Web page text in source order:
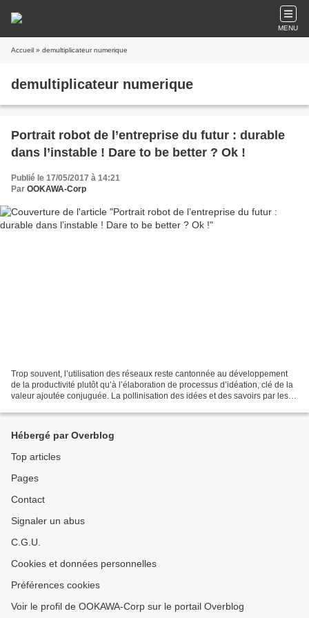
MENU
Accueil » demultiplicateur numerique
demultiplicateur numerique
Portrait robot de l’entreprise du futur : durable
dans l’instable ! Dare to be better ? Ok !
Publié le 17/05/2017 à 14:21
Par OOKAWA-Corp
Trop souvent, l’utilisation des réseaux reste cantonnée au développement
de la productivité plutôt qu’à l’élaboration de processus d’idéation, clé de la
valeur ajoutée conjuguée. La pollinisation des idées et des savoirs par les
Hébergé par Overblog
Top articles
Pages
Contact
Signaler un abus
C.G.U.
Cookies et données personnelles
Préférences cookies
Voir le profil de OOKAWA-Corp sur le portail Overblog